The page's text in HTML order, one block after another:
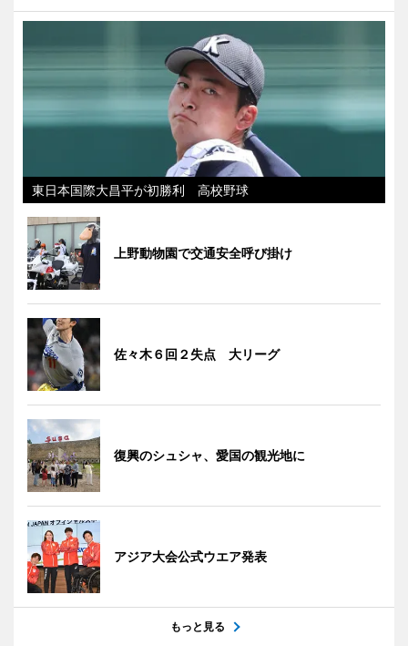
東日本国際大昌平が初勝利 高校野球
上野動物園で交通安全呼び掛け
佐々木６回２失点 大リーグ
復興のシュシャ、愛国の観光地に
アジア大会公式ウエア発表
もっと見る